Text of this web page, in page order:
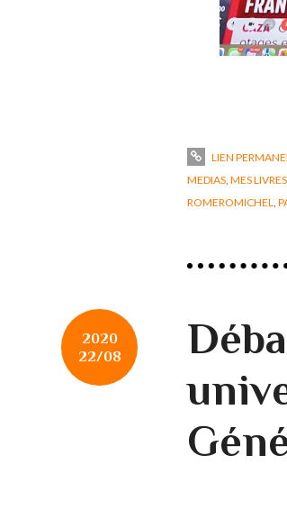
LIEN
MEDIAS, MES LIVRES
ROMEROMICHEL,
2020
22/08